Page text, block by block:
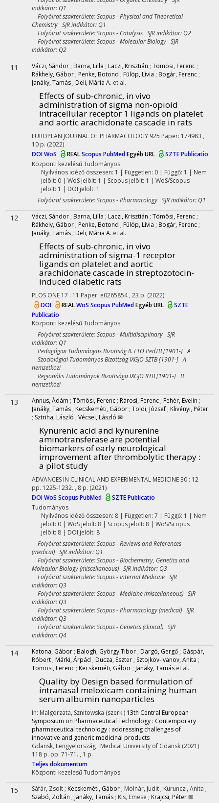
indikátor: Q1
Folyóirat szakterülete: Scopus - Physical and Theoretical
Chemistry SJR indikátor: Q1
Folyóirat szakterülete: Scopus - Catalysis SJR indikátor: Q2
Folyóirat szakterülete: Scopus - Molecular Biology SJR
indikátor: Q2
11 Váczi, Sándor ; Barna, Lilla ; Laczi, Krisztián ; Tömösi, Ferenc ;
Rákhely, Gábor ; Penke, Botond ; Fülöp, Lívia ; Bogár, Ferenc ;
Janáky, Tamás ; Deli, Mária A. et al.
Effects of sub-chronic, in vivo
administration of sigma non-opioid
intracellular receptor 1 ligands on platelet
and aortic arachidonate cascade in rats
EUROPEAN JOURNAL OF PHARMACOLOGY 925 Paper: 174983 ,
10 p. (2022)
DOIWoS REALScopus PubMedEgyéb URL
SZTE Publicatio
Központi kezelésűTudományos
Nyilvános idéző összesen: 1 | Független: 0 | Függő: 1 | Nem
jelölt: 0 | WoS jelölt: 1 | Scopus jelölt: 1 | WoS/Scopus
jelölt: 1 | DOI jelölt: 1
Folyóirat szakterülete: Scopus - Pharmacology SJR indikátor: Q1
12 Váczi, Sándor ; Barna, Lilla ; Laczi, Krisztián ; Tömösi, Ferenc ;
Rákhely, Gábor ; Penke, Botond ; Fülöp, Lívia ; Bogár, Ferenc ;
Janáky, Tamás ; Deli, Mária A. et al.
Effects of sub-chronic, in vivo
administration of sigma-1 receptor
ligands on platelet and aortic
arachidonate cascade in streptozotocin-
induced diabetic rats
PLOS ONE 17 : 11 Paper: e0265854 , 23 p. (2022)
DOI
REALWoS Scopus PubMedEgyéb URL
SZTE
Publicatio
Központi kezelésűTudományos
Folyóirat szakterülete: Scopus - Multidisciplinary SJR
indikátor: Q1
Pedagógiai Tudományos Bizottság II. FTO PedTB [1901-] A
Szociológiai Tudományos Bizottság IXGJO SZTB [1901-] A
nemzetközi
Regionális Tudományok Bizottsága IXGJO RTB [1901-] B
nemzetközi
13 Annus, Ádám ; Tömösi, Ferenc ; Rárosi, Ferenc ; Fehér, Evelin ;
Janáky, Tamás ; Kecskeméti, Gábor ; Toldi, József ; Klivényi, Péter
; Sztriha, László ; Vécsei, László ✉
Kynurenic acid and kynurenine
aminotransferase are potential
biomarkers of early neurological
improvement after thrombolytic therapy :
a pilot study
ADVANCES IN CLINICAL AND EXPERIMENTAL MEDICINE30 : 12
pp. 1225-1232. , 8 p. (2021)
DOIWoS Scopus PubMed
SZTE Publicatio
Tudományos
Nyilvános idéző összesen: 8| Független: 7 | Függő: 1 | Nem
jelölt: 0 | WoS jelölt: 8 | Scopus jelölt: 8 | WoS/Scopus
jelölt: 8 | DOI jelölt: 8
Folyóirat szakterülete: Scopus - Reviews and References
(medical) SJR indikátor: Q1
Folyóirat szakterülete: Scopus - Biochemistry, Genetics and
Molecular Biology (miscellaneous) SJR indikátor: Q3
Folyóirat szakterülete: Scopus - Internal Medicine SJR
indikátor: Q3
Folyóirat szakterülete: Scopus - Medicine (miscellaneous) SJR
indikátor: Q3
Folyóirat szakterülete: Scopus - Pharmacology (medical) SJR
indikátor: Q3
Folyóirat szakterülete: Scopus - Genetics (clinical) SJR
indikátor: Q4
14 Katona, Gábor ; Balogh, György Tibor ; Dargó, Gergő ; Gáspár,
Róbert ; Márki, Árpád ; Ducza, Eszter ; Sztojkov-Ivanov, Anita ;
Tömösi, Ferenc ; Kecskeméti, Gábor ; Janáky, Tamás et al.
Quality by Design based formulation of
intranasal meloxicam containing human
serum albumin nanoparticles
In: Malgorzata, Sznitowska (szerk.) 13th Central European
Symposium on Pharmaceutical Technology : Contemporary
pharmaceutical technology : addressing challenges of
innovative and generic medicinal products
Gdansk, Lengyelország : Medical University of Gdansk (2021)
118 p. pp. 71-71. , 1 p.
Teljes dokumentum
Központi kezelésűTudományos
15 Sáfár, Zsolt ; Kecskeméti, Gábor ; Molnár, Judit ; Kurunczi, Anita ;
Szabó, Zoltán ; Janáky, Tamás ; Kis, Emese ; Krajcsi, Péter ✉